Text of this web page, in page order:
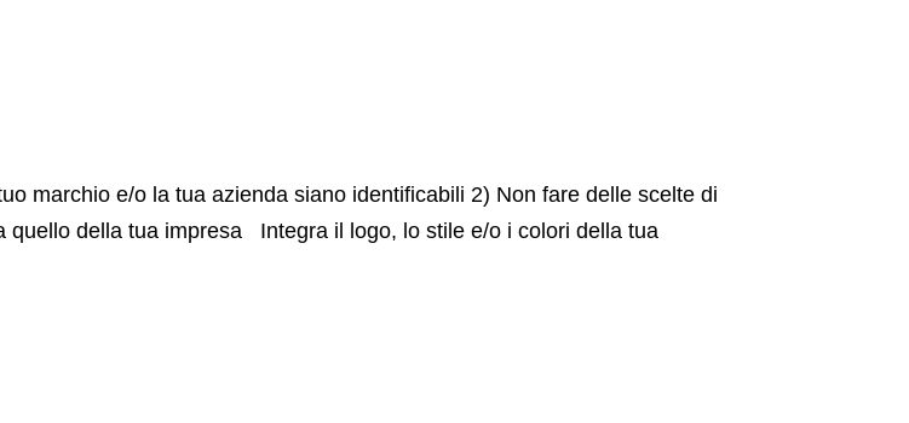
marchio e/o la tua azienda siano identificabili 2) Non fare delle scelte di
della tua impresa Integra il logo, lo stile e/o i colori della tua